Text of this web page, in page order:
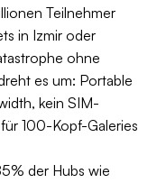
Teilnehmer
in Izmir oder
ohne
es um: Portable
kein SIM-
100-Kopf-Galeries
der Hubs wie